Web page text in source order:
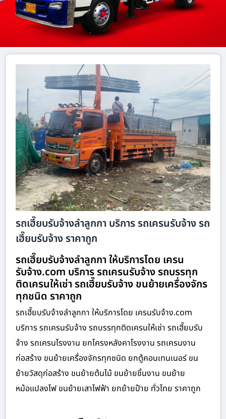
รถเฮี๊ยบรับจ้างลำลูกกา บริการ รถเครนรับจ้าง รถ
เฮี๊ยบรับจ้าง ราคาถูก
รถเฮี๊ยบรับจ้างลำลูกกา ให้บริการโดย เครน
รับจ้าง.com บริการ รถเครนรับจ้าง รถบรรทุก
ติดเครนให้เช่า รถเฮี๊ยบรับจ้าง ขนย้ายเครื่องจักร
ทุกชนิด ราคาถูก
รถเฮี๊ยบรับจ้างลำลูกกา ให้บริการโดย เครนรับจ้าง.com
บริการ รถเครนรับจ้าง รถบรรทุกติดเครนให้เช่า รถเฮี๊ยบรับ
จ้าง รถเครนโรงงาน ยกโครงหลังคาโรงงาน รถเครนงาน
ก่อสร้าง ขนย้ายเครื่องจักรทุกชนิด ยกตู้คอนเทนเนอร์ ขน
ย้ายวัสดุก่อสร้าง ขนย้ายต้นไม้ ขนย้ายชิ้นงาน ขนย้าย
หม้อแปลงไฟ ขนย้ายเสาไฟฟ้า ยกย้ายป้าย ทั่วไทย ราคาถูก